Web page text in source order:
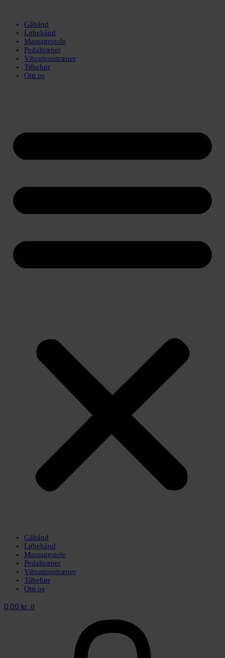
Gåbånd
Løbebånd
Massagestole
Pedaltræner
Vibrationstræner
Tilbehør
Om os
Gåbånd
Løbebånd
Massagestole
Pedaltræner
Vibrationstræner
Tilbehør
Om os
0,00 kr. 0